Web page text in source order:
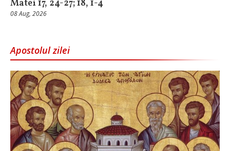
Matei 17, 24-27; 18, 1-4
08 Aug, 2026
Apostolul zilei